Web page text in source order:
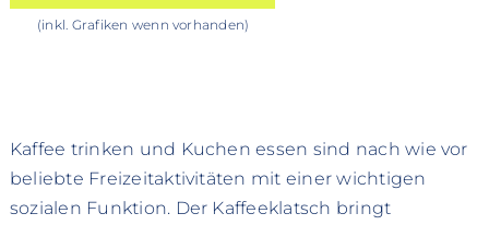
(inkl. Grafiken wenn vorhanden)
Kaffee trinken und Kuchen essen sind nach wie vor
beliebte Freizeitaktivitäten mit einer wichtigen
sozialen Funktion. Der Kaffeeklatsch bringt